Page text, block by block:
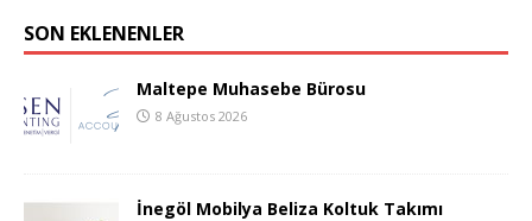
SON EKLENENLER
Maltepe Muhasebe Bürosu
8 Ağustos 2026
İnegöl Mobilya Beliza Koltuk Takımı